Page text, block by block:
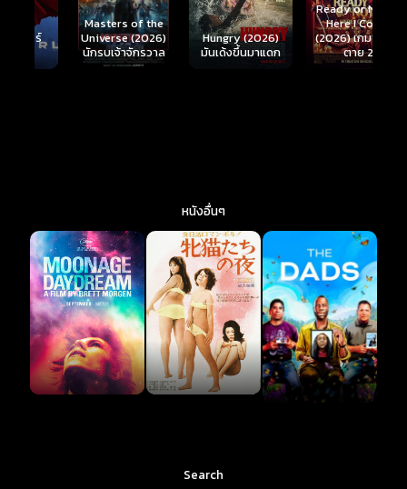
Masters of the
Universe (2026)
นักรบเจ้าจักรวาล
Hungry (2026)
มันเด้งขึ้นมาแดก
Ready or Not 2:
Here I Come
(2026) เกมพร้อม
ตาย 2
หนังอื่นๆ
Search